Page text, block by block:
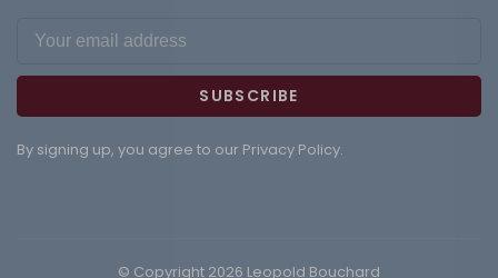
SUBSCRIBE
By signing up, you agree to our Privacy Policy.
© Copyright 2026 Leopold Bouchard